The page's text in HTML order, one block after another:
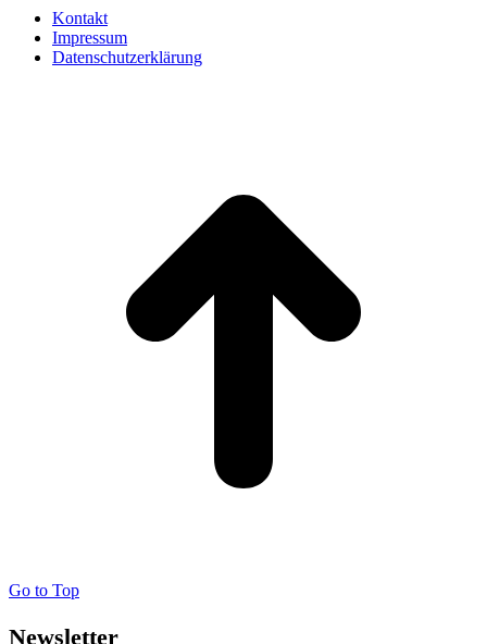
Kontakt
Impressum
Datenschutzerklärung
Go to Top
Newsletter